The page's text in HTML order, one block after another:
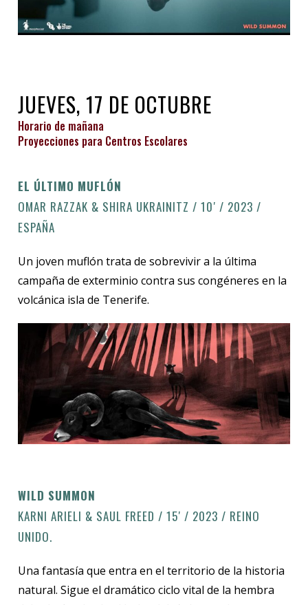
JUEVES, 17 DE OCTUBRE
Horario de mañana
Proyecciones para Centros Escolares
EL ÚLTIMO MUFLÓN
OMAR RAZZAK & SHIRA UKRAINITZ / 10′ / 2023 /
ESPAÑA
Un joven muflón trata de sobrevivir a la última
campaña de exterminio contra sus congéneres en la
volcánica isla de Tenerife.
WILD SUMMON
KARNI ARIELI & SAUL FREED / 15′ / 2023 / REINO
UNIDO.
Una fantasía que entra en el territorio de la historia
natural. Sigue el dramático ciclo vital de la hembra